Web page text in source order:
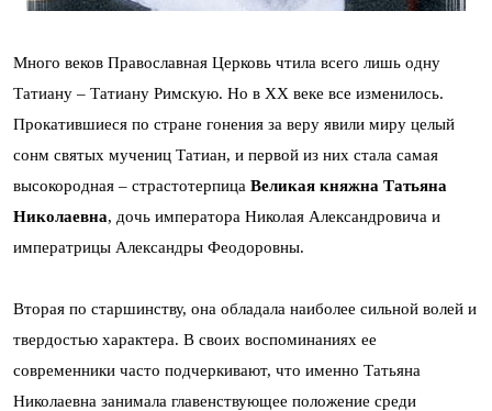
Много веков Православная Церковь чтила всего лишь одну
Татиану – Татиану Римскую. Но в ХХ веке все изменилось.
Прокатившиеся по стране гонения за веру явили миру целый
сонм святых мучениц Татиан, и первой из них стала самая
высокородная – страстотерпица Великая княжна Татьяна
Николаевна, дочь императора Николая Александровича и
императрицы Александры Феодоровны.
Вторая по старшинству, она обладала наиболее сильной волей и
твердостью характера. В своих воспоминаниях ее
современники часто подчеркивают, что именно Татьяна
Николаевна занимала главенствующее положение среди